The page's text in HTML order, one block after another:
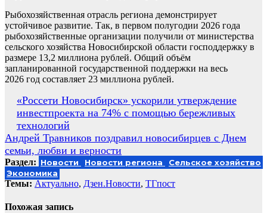
Рыбохозяйственная отрасль региона демонстрирует
устойчивое развитие. Так, в первом полугодии 2026 года
рыбохозяйственные организации получили от министерства
сельского хозяйства Новосибирской области господдержку в
размере 13,2 миллиона рублей. Общий объём
запланированной государственной поддержки на весь
2026 год составляет 23 миллиона рублей.
Навигация
по
записям
«Россети Новосибирск» ускорили утверждение
инвестпроекта на 74% с помощью бережливых
технологий
Андрей Травников поздравил новосибирцев с Днем
семьи, любви и верности
Раздел: Новости Новости региона
Сельское хозяйство
Экономика
Темы: Актуально, Дзен.Новости, ТГпост
Похожая запись